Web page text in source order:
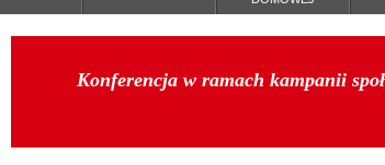
Konferencja w ramach kampanii